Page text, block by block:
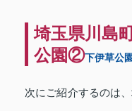
埼玉県川島
公園②下伊草公園
次にご紹介するのは